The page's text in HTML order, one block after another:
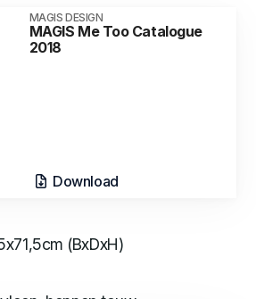
MAGIS DESIGN
MAGIS Me Too Catalogue
2018
Download
(BxDxH)